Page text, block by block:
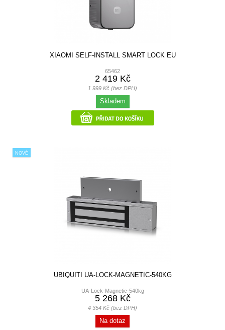
XIAOMI SELF-INSTALL SMART LOCK EU
65462
2 419 Kč
1 999 Kč (bez DPH)
Skladem
NOVÉ
UBIQUITI UA-LOCK-MAGNETIC-540KG
UA-Lock-Magnetic-540kg
5 268 Kč
4 354 Kč (bez DPH)
Na dotaz